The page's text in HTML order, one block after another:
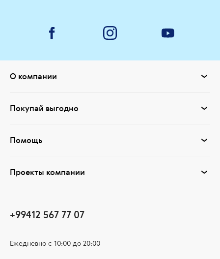
О компании
Покупай выгодно
Помощь
Проекты компании
+99412 567 77 07
Ежедневно с 10:00 до 20:00